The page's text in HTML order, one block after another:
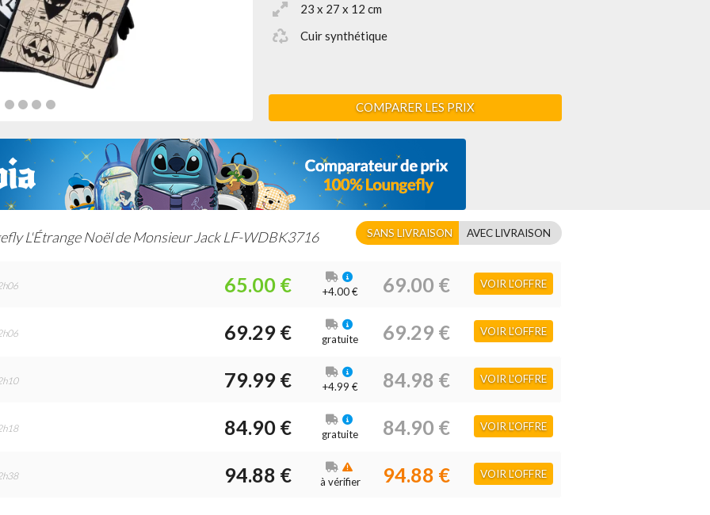
23 x 27 x 12 cm
Cuir synthétique
COMPARER LES PRIX
L'Étrange Noël de Monsieur Jack LF-WDBK3716 SANS LIVRAISON AVEC LIVRAISON
65.00 € 69.00 € VOIR L'OFFRE
+4.00 €
69.29 € 69.29 € VOIR L'OFFRE
gratuite
79.99 € 84.98 € VOIR L'OFFRE
+4.99 €
84.90 € 84.90 € VOIR L'OFFRE
gratuite
94.88 € 94.88 € VOIR L'OFFRE
à vérifier